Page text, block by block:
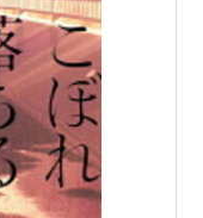
）/
to tomorrow
（単行
to tomorrow
（単行